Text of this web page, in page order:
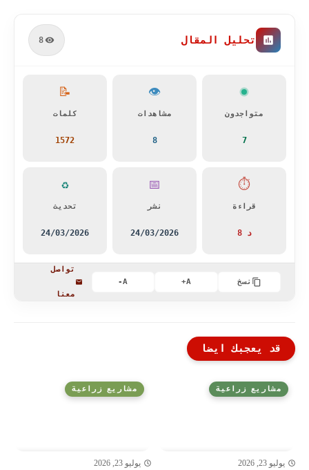
تحليل المقال 8
متواجدون
7
👁️
مشاهدات
8
📝
كلمات
1572
⏱️
قراءة
8 د
📅
نشر
24/03/2026
♻️
تحديث
24/03/2026
نسخ A+
A-
تواصل
معنا
قد يعجبك ايضا
مشاريع زراعية
يوليو 23, 2026
مشاريع زراعية
يوليو 23, 2026